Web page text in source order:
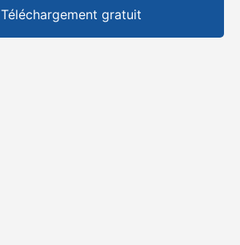
Téléchargement gratuit